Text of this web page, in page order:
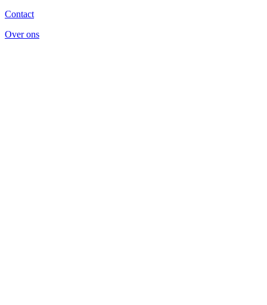
Contact
Over ons